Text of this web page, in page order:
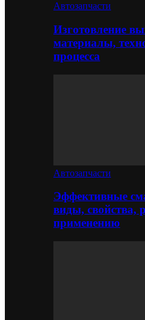
Автозапчасти
Изготовление
материалы,
процесса
Автозапчасти
Эффективные
виды, свойства,
применению